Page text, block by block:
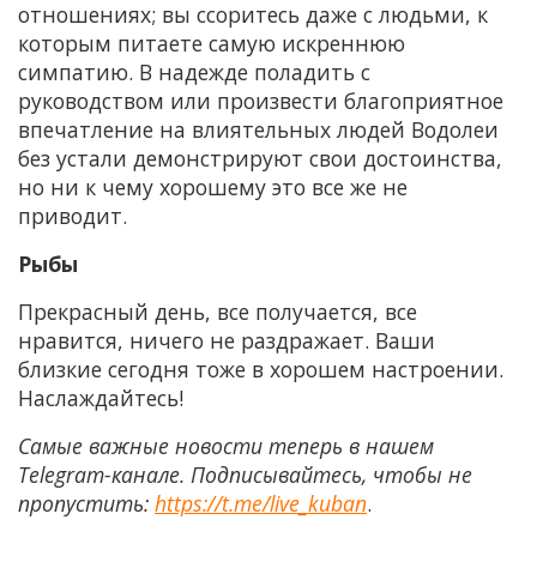
отношениях; вы ссоритесь даже с людьми, к
которым питаете самую искреннюю
симпатию. В надежде поладить с
руководством или произвести благоприятное
впечатление на влиятельных людей Водолеи
без устали демонстрируют свои достоинства,
но ни к чему хорошему это все же не
приводит.
Рыбы
Прекрасный день, все получается, все
нравится, ничего не раздражает. Ваши
близкие сегодня тоже в хорошем настроении.
Наслаждайтесь!
Самые важные новости теперь в нашем
Telegram-канале. Подписывайтесь, чтобы не
пропустить: https://t.me/live_kuban.